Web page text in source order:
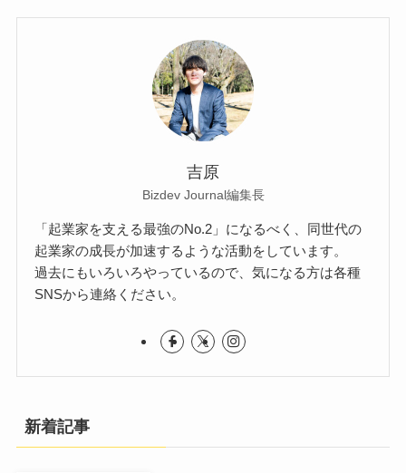
吉原
Bizdev Journal編集長
「起業家を支える最強のNo.2」になるべく、同世代の
起業家の成長が加速するような活動をしています。
過去にもいろいろやっているので、気になる方は各種
SNSから連絡ください。
新着記事